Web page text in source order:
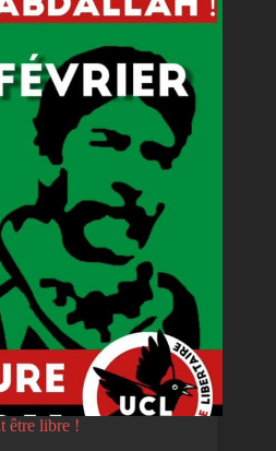
être libre !